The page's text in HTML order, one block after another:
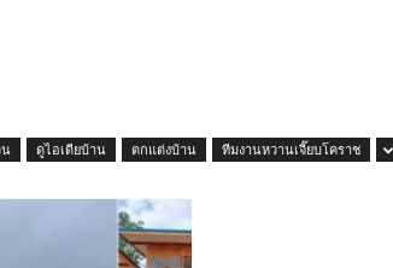
น ดูไอเดียบ้าน ตกแต่งบ้าน ทีมงานหวานเจี๊ยบโคราช